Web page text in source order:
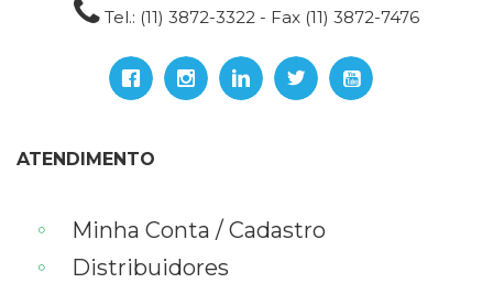
Tel.: (11) 3872-3322 - Fax (11) 3872-7476
ATENDIMENTO
Minha Conta / Cadastro
Distribuidores